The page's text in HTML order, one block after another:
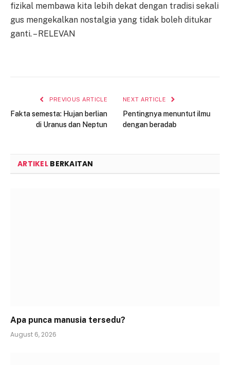
fizikal membawa kita lebih dekat dengan tradisi sekali
gus mengekalkan nostalgia yang tidak boleh ditukar
ganti. – RELEVAN
PREVIOUS ARTICLE
Fakta semesta: Hujan berlian
di Uranus dan Neptun
NEXT ARTICLE
Pentingnya menuntut ilmu
dengan beradab
ARTIKELBERKAITAN
Apa punca manusia tersedu?
August 6, 2026